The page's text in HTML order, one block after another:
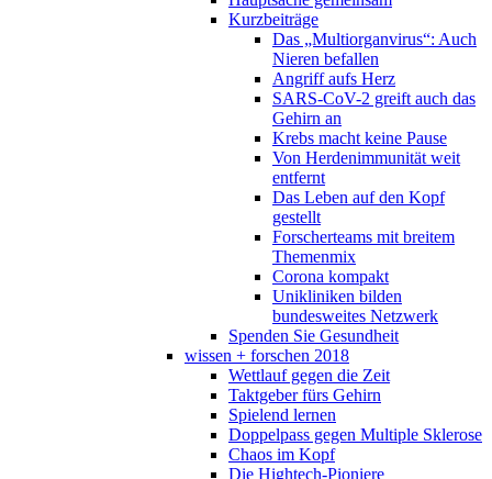
Kurzbeiträge
Das „Multiorganvirus“: Auch
Nieren befallen
Angriff aufs Herz
SARS-CoV-2 greift auch das
Gehirn an
Krebs macht keine Pause
Von Herdenimmunität weit
entfernt
Das Leben auf den Kopf
gestellt
Forscherteams mit breitem
Themenmix
Corona kompakt
Unikliniken bilden
bundesweites Netzwerk
Spenden Sie Gesundheit
wissen + forschen 2018
Wettlauf gegen die Zeit
Taktgeber fürs Gehirn
Spielend lernen
Doppelpass gegen Multiple Sklerose
Chaos im Kopf
Die Hightech-Pioniere